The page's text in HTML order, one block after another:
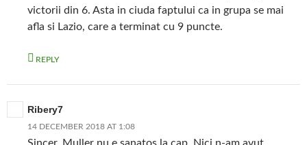
victorii din 6. Asta in ciuda faptului ca in grupa se mai
afla si Lazio, care a terminat cu 9 puncte.
REPLY
Ribery7
14 DECEMBER 2018 AT 1:08